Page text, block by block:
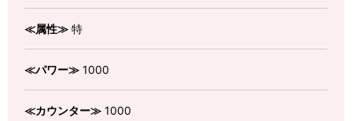
≪属性≫ 特
≪パワー≫ 1000
≪カウンター≫ 1000